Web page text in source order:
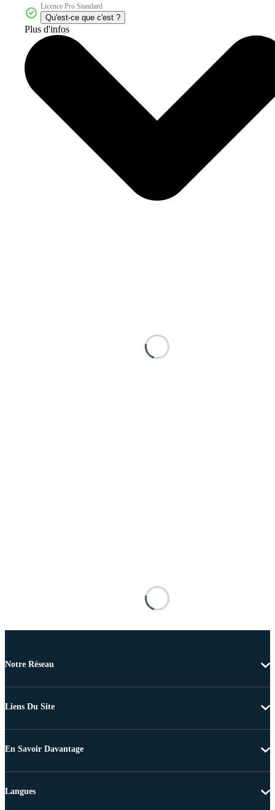
Licence Pro Standard
Qu'est-ce que c'est ?
Plus d'infos
Notre Réseau
Liens Du Site
En Savoir Davantage
Langues